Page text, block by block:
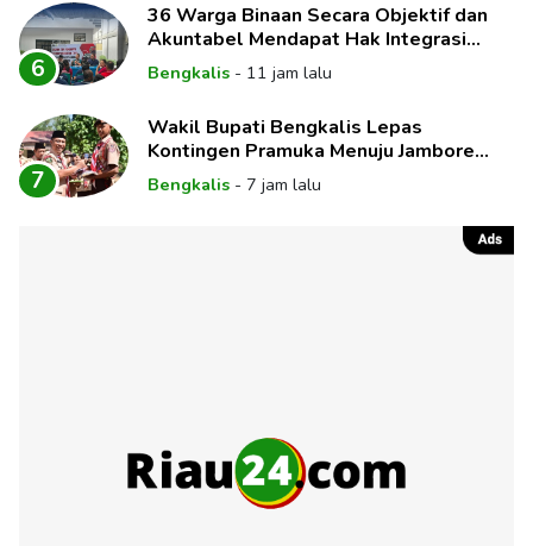
6
36 Warga Binaan Secara Objektif dan
Akuntabel Mendapat Hak Integrasi
Melalui Sidang
Bengkalis - 11 jam lalu
7
Wakil Bupati Bengkalis Lepas
Kontingen Pramuka Menuju Jambore
Nasional XII Tahun 2026
Bengkalis - 7 jam lalu